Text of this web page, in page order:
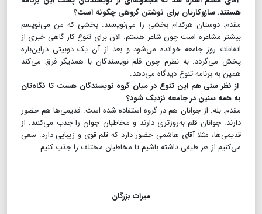
هستند. سازوکارتان برای نوشتن گروهی چگونه است؟
مقدم: دوستان هرکدام بخشی را می‌نویسند. بخشی که من می‌نویسم
بیشتر مشاعره است چون شاعر هستم. الان برای تنوع کار گاهی خبری از
اتفاقات روز جامعه خوانده می‌شود و بعد از آن یک دوبیتی دراین‌باره
پخش می‌گردد. به نظرم چون قلم نویسندگان با همدیگر فرق می‌کند
همین به برنامه تنوع دیدگاه می‌دهد.
از نظر سنی هم این تنوع در میان گروه نویسندگان هست تا نگاه‌تان
به همه سنین در جامعه نزدیک شود؟
مقدم: بله. از جوانان هم در گروه استفاده شده است. قدیمی‌ها هم حضور
دارند. جوانان قلم به‌روزتری دارند و مخاطبان جوان را جذب می‌کنند. از
قدیمی‌ها، مثلا آقای هاشمی حضور دارد که قلم قوی و زیبایی دارد. سعی
می‌کنیم از هر طیفی داشته باشیم تا مخاطبان مختلف را جذب کنیم.
میراث بزرگان